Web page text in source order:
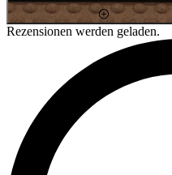
Rezensionen werden geladen.